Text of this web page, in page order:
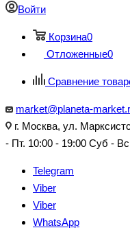
Войти
Корзина0
Отложенные0
Сравнение
market@planeta-
г. Москва, ул.
- Пт. 10:00 - 19:00 Суб -
Telegram
Viber
Viber
WhatsApp